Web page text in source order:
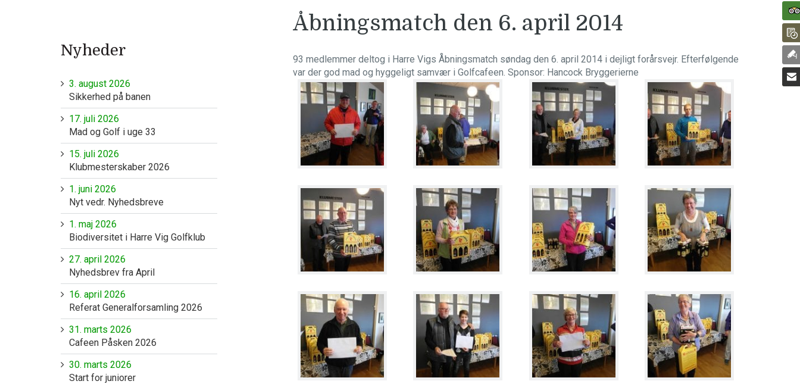
Nyheder
3. august 2026
Sikkerhed på banen
17. juli 2026
Mad og Golf i uge 33
15. juli 2026
Klubmesterskaber 2026
1. juni 2026
Nyt vedr. Nyhedsbreve
1. maj 2026
Biodiversitet i Harre Vig Golfklub
27. april 2026
Nyhedsbrev fra April
16. april 2026
Referat Generalforsamling 2026
31. marts 2026
Cafeen Påsken 2026
30. marts 2026
Start for juniorer
Åbningsmatch den 6. april 2014
93 medlemmer deltog i Harre Vigs Åbningsmatch søndag den 6. april 2014 i dejligt forårsvejr. Efterfølgende
var der god mad og hyggeligt samvær i Golfcafeen. Sponsor: Hancock Bryggerierne